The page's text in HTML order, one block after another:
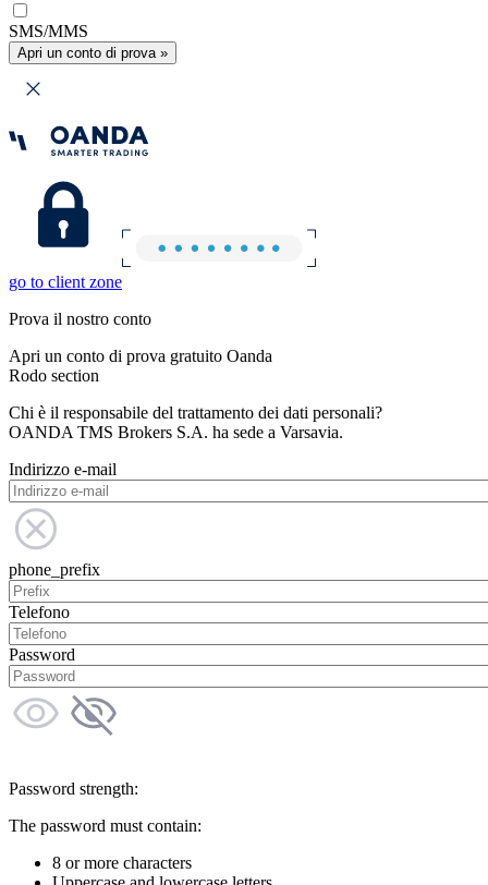
SMS/MMS
Apri un conto di prova »
go to client zone
Prova il nostro conto
Apri un conto di prova gratuito Oanda
Rodo section
Chi è il responsabile del trattamento dei dati personali?
OANDA TMS Brokers S.A. ha sede a Varsavia.
Indirizzo e-mail
phone_prefix
Telefono
Password
Password strength:
The password must contain:
8 or more characters